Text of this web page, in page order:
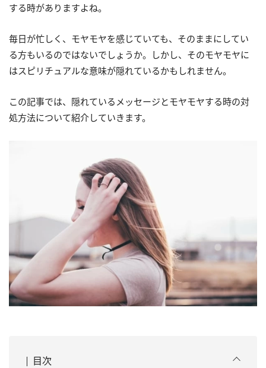
する時がありますよね。
毎日が忙しく、モヤモヤを感じていても、そのままにしてい
る方もいるのではないでしょうか。しかし、そのモヤモヤに
はスピリチュアルな意味が隠れているかもしれません。
この記事では、隠れているメッセージとモヤモヤする時の対
処方法について紹介していきます。
目次